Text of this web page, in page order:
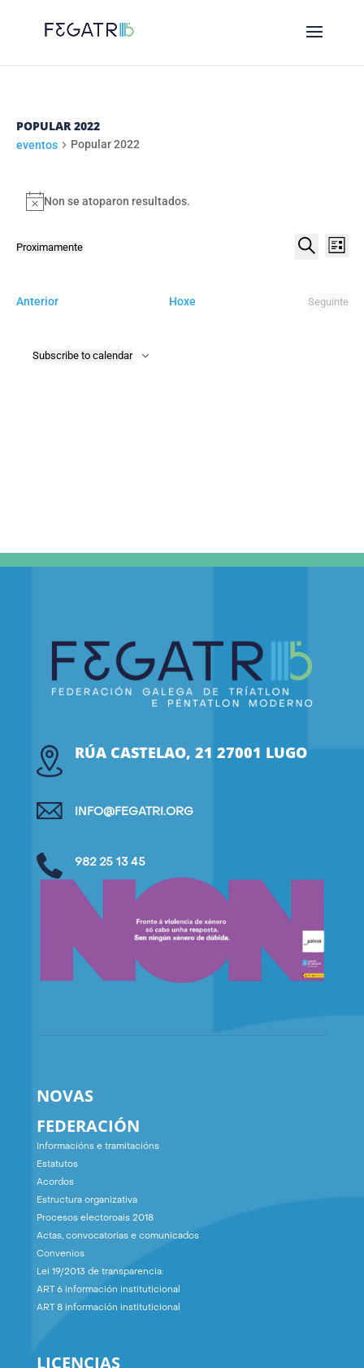
POPULAR 2022
eventos Popular 2022
EVENTOS
Notice
Non se atoparon resultados.
DE
List
Proximamente
Anterioreventos Hoxe
Seguinte
Subscribe to calendar
RÚA CASTELAO, 21 27001 LUGO
INFO@FEGATRI.ORG
982 25 13 45
NOVAS
FEDERACIÓN
Informacións e tramitacións
Estatutos
Acordos
Estructura organizativa
Procesos electoroais 2018
Actas, convocatorias e comunicados
Convenios
Lei 19/2013 de transparencia:
ART 6 información instituticional
ART 8 información instituticional
LICENCIAS